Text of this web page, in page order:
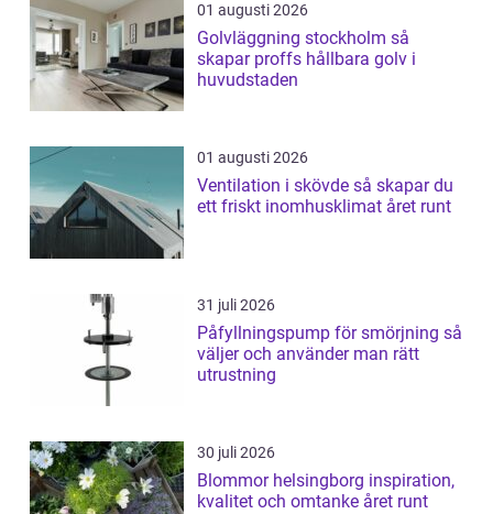
01 augusti 2026
Golvläggning stockholm så
skapar proffs hållbara golv i
huvudstaden
01 augusti 2026
Ventilation i skövde så skapar du
ett friskt inomhusklimat året runt
31 juli 2026
Påfyllningspump för smörjning så
väljer och använder man rätt
utrustning
30 juli 2026
Blommor helsingborg inspiration,
kvalitet och omtanke året runt